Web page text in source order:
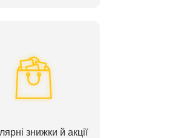
знижки й акції